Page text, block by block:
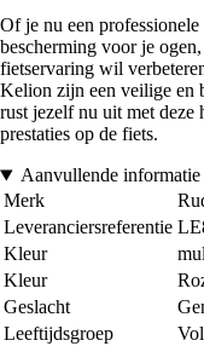
Of je nu een
bescherming voor je
fietservaring wil
Kelion zijn een veilige en
rust jezelf nu uit met deze
prestaties op de fiets.
Aanvullende informatie
Merk
Leveranciersreferentie
Kleur
Kleur
Geslacht
Leeftijdsgroep